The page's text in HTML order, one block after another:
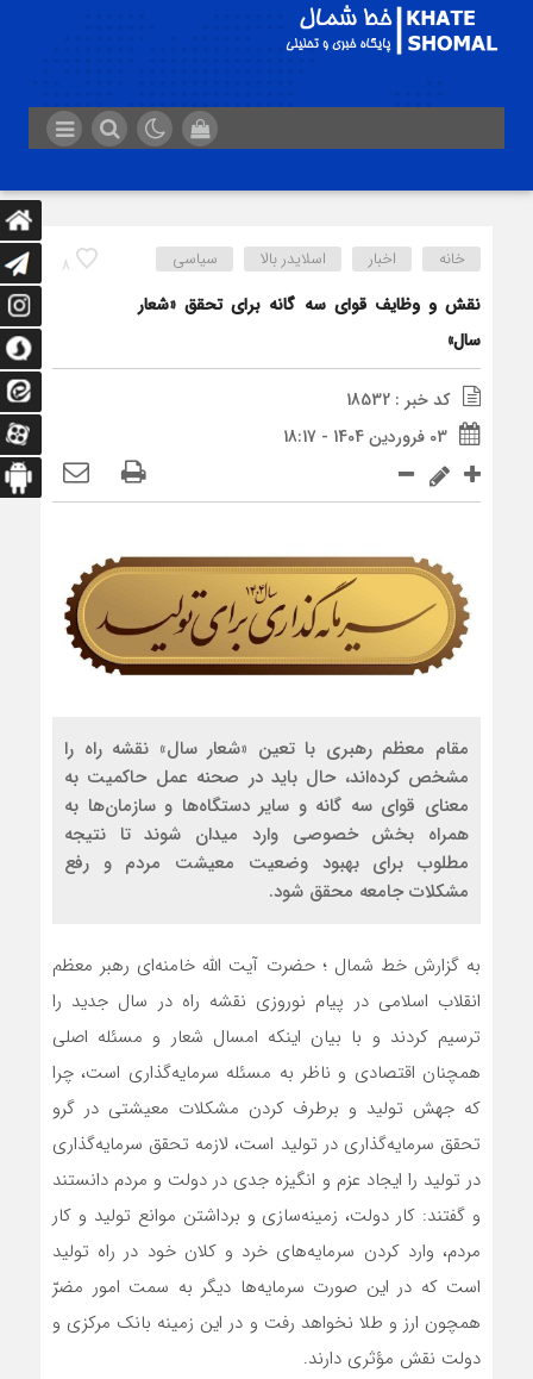
8 خانه اخبار اسلایدر بالا سیاسی
نقش و وظایف قوای سه گانه برای تحقق «شعار
سال»
کد خبر : 18532
03 فروردین 1404 - 18:17
مقام معظم رهبری با تعین «شعار سال» نقشه راه را
مشخص کرده‌اند، حال باید در صحنه عمل حاکمیت به
معنای قوای سه گانه و سایر دستگاه‌ها و سازمان‌ها به
همراه بخش خصوصی وارد میدان شوند تا نتیجه
مطلوب برای بهبود وضعیت معیشت مردم و رفع
مشکلات جامعه محقق شود.
به گزارش خط شمال ؛ حضرت آیت الله خامنه‌ای رهبر معظم
انقلاب اسلامی در پیام نوروزی نقشه راه در سال جدید را
ترسیم کردند و با بیان اینکه امسال شعار و مسئله اصلی
همچنان اقتصادی و ناظر به مسئله سرمایه‌گذاری است، چرا
که جهش تولید و برطرف کردن مشکلات معیشتی در گرو
تحقق سرمایه‌گذاری در تولید است، لازمه تحقق سرمایه‌گذاری
در تولید را ایجاد عزم و انگیزه جدی در دولت و مردم دانستند
و گفتند: کار دولت، زمینه‌سازی و برداشتن موانع تولید و کار
مردم، وارد کردن سرمایه‌های خرد و کلان خود در راه تولید
است که در این صورت سرمایه‌ها دیگر به سمت امور مضرّ
همچون ارز و طلا نخواهد رفت و در این زمینه بانک مرکزی و
دولت نقش مؤثری دارند.